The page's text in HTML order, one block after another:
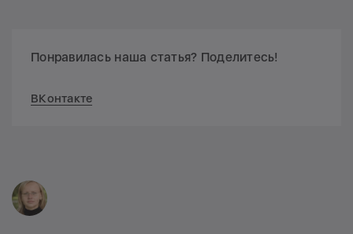
Понравилась наша статья? Поделитесь!
ВКонтакте